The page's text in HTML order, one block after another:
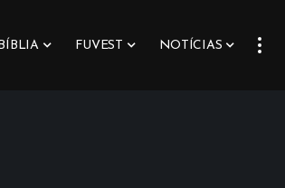
BÍBLIA FUVEST NOTÍCIAS